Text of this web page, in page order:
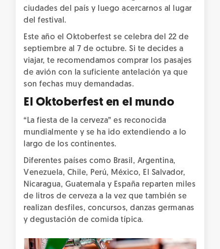
ciudades del país y luego acercarnos al lugar
del festival.
Este año el Oktoberfest se celebra del 22 de
septiembre al 7 de octubre. Si te decides a
viajar, te recomendamos comprar los pasajes
de avión con la suficiente antelación ya que
son fechas muy demandadas.
El Oktoberfest en el mundo
“La fiesta de la cerveza” es reconocida
mundialmente y se ha ido extendiendo a lo
largo de los continentes.
Diferentes países como Brasil, Argentina,
Venezuela, Chile, Perú, México, El Salvador,
Nicaragua, Guatemala y España reparten miles
de litros de cerveza a la vez que también se
realizan desfiles, concursos, danzas germanas
y degustación de comida típica.